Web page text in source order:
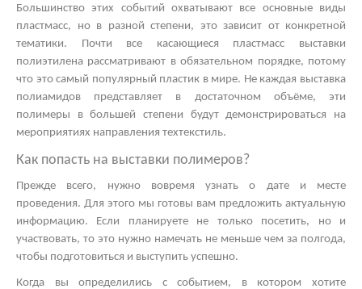
Большинство этих событий охватывают все основные виды
пластмасс, но в разной степени, это зависит от конкретной
тематики. Почти все касающиеся пластмасс выставки
полиэтилена рассматривают в обязательном порядке, потому
что это самый популярный пластик в мире. Не каждая выставка
полиамидов
представляет в достаточном объёме, эти
полимеры в большей степени будут демонстрироваться на
мероприятиях направления техтекстиль.
Как попасть на выставки полимеров?
Прежде всего, нужно вовремя узнать о дате и месте
проведения. Для этого мы готовы вам предложить актуальную
информацию. Если планируете не только посетить, но и
участвовать, то это нужно намечать не меньше чем за полгода,
чтобы подготовиться и выступить успешно.
Когда вы определились с событием, в котором хотите